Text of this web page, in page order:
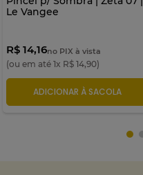
Le Vangee
R$ 14,16no PIX à vista
(ou em até 1x R$ 14,90)
ADICIONAR À SACOLA